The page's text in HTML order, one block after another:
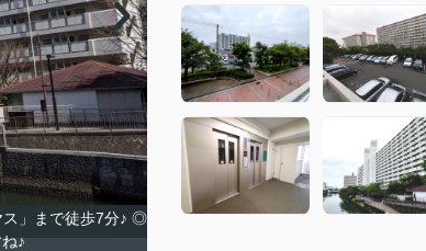
」まで徒歩7分♪ ◎
♪